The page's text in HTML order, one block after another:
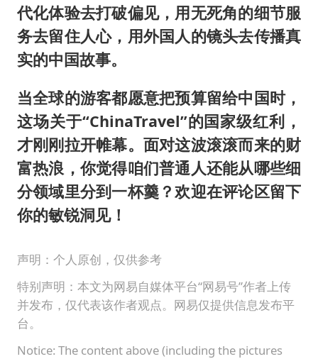
代化体验去打破偏见，用无死角的细节服
务去留住人心，用外国人的镜头去传播真
实的中国故事。
当全球的游客都愿意把预算留给中国时，
这场关于“ChinaTravel”的国家级红利，
才刚刚拉开帷幕。面对这波滚滚而来的财
富热浪，你觉得咱们普通人还能从哪些细
分领域里分到一杯羹？欢迎在评论区留下
你的敏锐洞见！
声明：个人原创，仅供参考
特别声明：本文为网易自媒体平台“网易号”作者上传
并发布，仅代表该作者观点。网易仅提供信息发布平
台。
Notice: The content above (including the pictures